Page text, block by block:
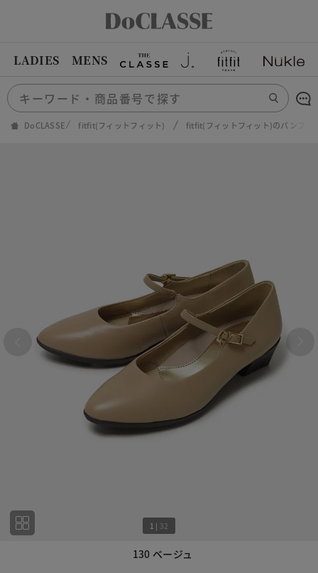
LADIES MENS
DoCLASSE fitfit(フィットフィット) fitfit(フィットフィット)のパンプス
130 ベージュ
1 | 32